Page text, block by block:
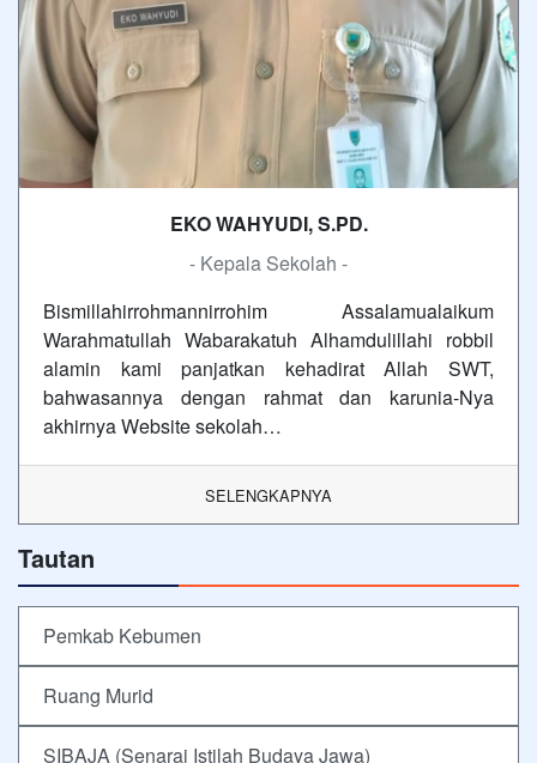
EKO WAHYUDI, S.PD.
- Kepala Sekolah -
Bismillahirrohmannirrohim Assalamualaikum
Warahmatullah Wabarakatuh Alhamdulillahi robbil
alamin kami panjatkan kehadirat Allah SWT,
bahwasannya dengan rahmat dan karunia-Nya
akhirnya Website sekolah…
SELENGKAPNYA
Tautan
Pemkab Kebumen
Ruang Murid
SIBAJA (Senarai Istilah Budaya Jawa)